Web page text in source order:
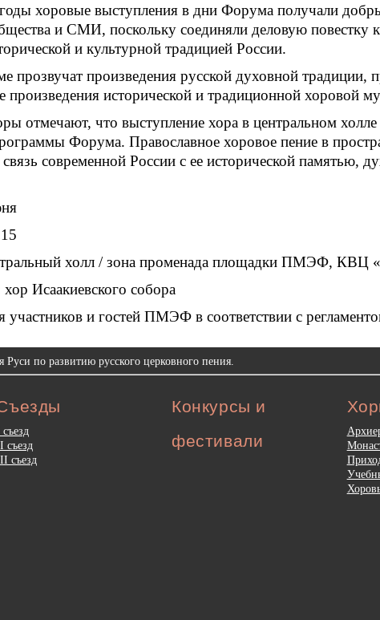
хоровые выступления в дни Форума получали
и СМИ, поскольку соединяли деловую
и культурной традицией России.
прозвучат произведения русской духовной традиции,
произведения исторической и традиционной хоровой
отмечают, что выступление хора в центральном
Форума. Православное хоровое пение в
связь современной России с ее исторической
холл / зона променада площадки ПМЭФ, КВЦ
Исаакиевского собора
участников и гостей ПМЭФ в соответствии с
по развитию русского церковного пения.
съезд
съезд
Конкурсы и
фестивали